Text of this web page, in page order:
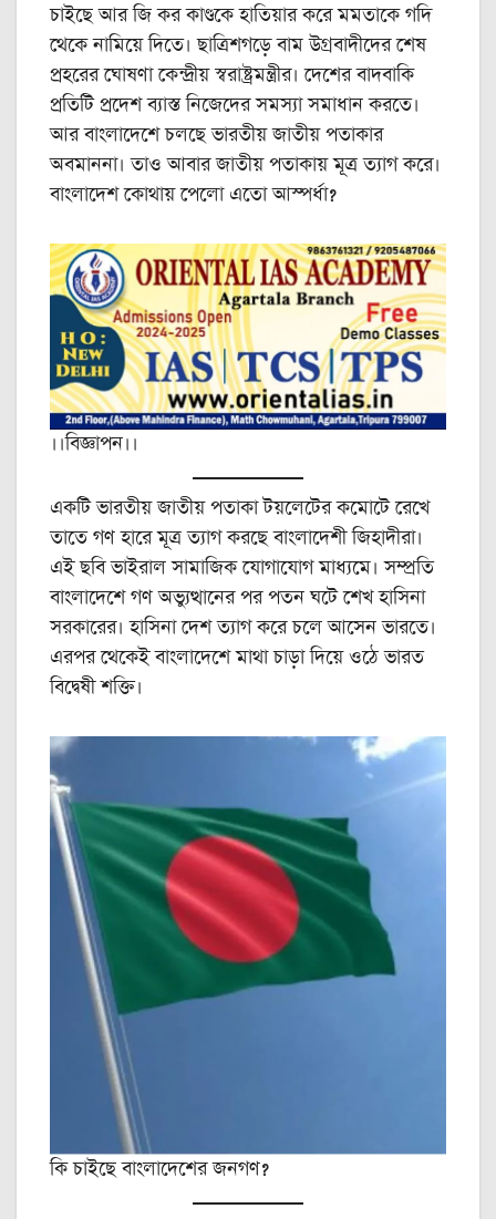
চাইছে আর জি কর কাণ্ডকে হাতিয়ার করে মমতাকে গদি
থেকে নামিয়ে দিতে। ছাত্রিশগড়ে বাম উগ্রবাদীদের শেষ
প্রহরের ঘোষণা কেন্দ্রীয় স্বরাষ্ট্রমন্ত্রীর। দেশের বাদবাকি
প্রতিটি প্রদেশ ব্যাস্ত নিজেদের সমস্যা সমাধান করতে।
আর বাংলাদেশে চলছে ভারতীয় জাতীয় পতাকার
অবমাননা। তাও আবার জাতীয় পতাকায় মূত্র ত্যাগ করে।
বাংলাদেশ কোথায় পেলো এতো আস্পর্ধা?
।।বিজ্ঞাপন।।
একটি ভারতীয় জাতীয় পতাকা টয়লেটের কমোটে রেখে
তাতে গণ হারে মূত্র ত্যাগ করছে বাংলাদেশী জিহাদীরা।
এই ছবি ভাইরাল সামাজিক যোগাযোগ মাধ্যমে। সম্প্রতি
বাংলাদেশে গণ অভ্যুত্থানের পর পতন ঘটে শেখ হাসিনা
সরকারের। হাসিনা দেশ ত্যাগ করে চলে আসেন ভারতে।
এরপর থেকেই বাংলাদেশে মাথা চাড়া দিয়ে ওঠে ভারত
বিদ্বেষী শক্তি।
কি চাইছে বাংলাদেশের জনগণ?